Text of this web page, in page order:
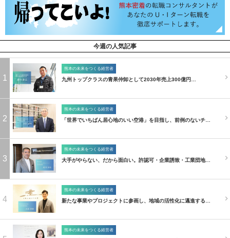
今週の人気記事
1
熊本の未来をつくる経営者
九州トップクラスの青果仲卸として2030年売上300億円…
2
熊本の未来をつくる経営者
「世界でいちばん居心地のいい空港」を目指し、前例のないチ…
3
熊本の未来をつくる経営者
大手がやらない、だから面白い。許認可・企業誘致・工業団地…
4
熊本の未来をつくる経営者
新たな事業やプロジェクトに参画し、地域の活性化に邁進する…
熊本の未来をつくる経営者